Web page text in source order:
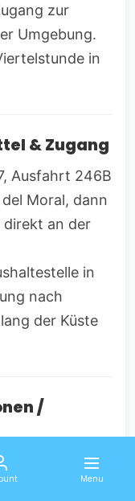
zur
Umgebung.
in
& Zugang
Ausfahrt 246B
Moral, dann
an der
in
nach
der Küste
/
Frigiliana,
Menu